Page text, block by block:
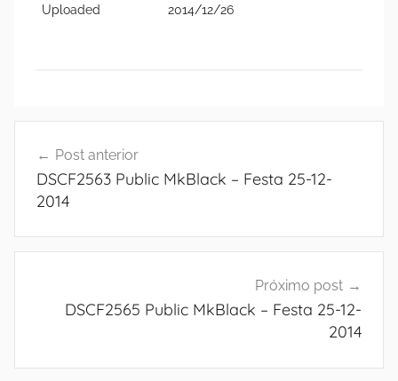
Uploaded 2014/12/26
de
Post
Post anterior
DSCF2563 Public MkBlack – Festa 25-12-
2014
Próximo post
DSCF2565 Public MkBlack – Festa 25-12-
2014